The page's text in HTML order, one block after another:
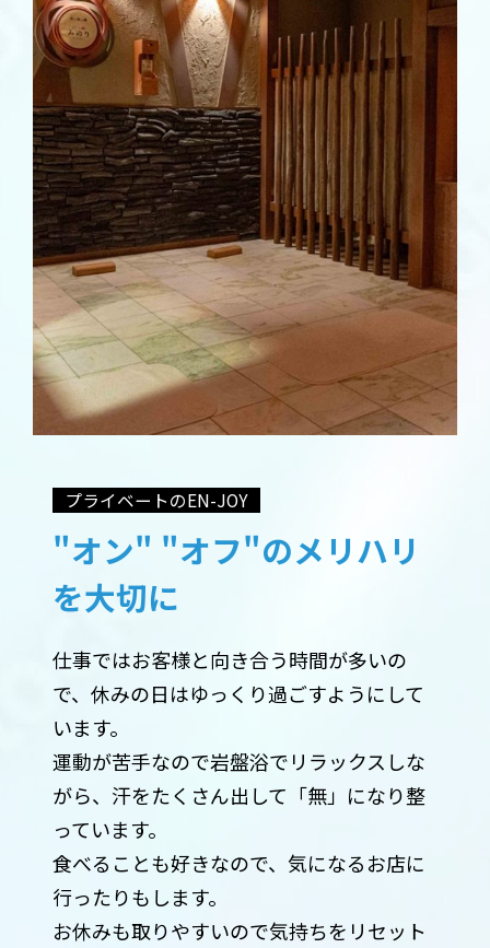
プライベートのEN-JOY
"オン" "オフ"のメリハリ
を大切に
仕事ではお客様と向き合う時間が多いの
で、休みの日はゆっくり過ごすようにして
います。
運動が苦手なので岩盤浴でリラックスしな
がら、汗をたくさん出して「無」になり整
っています。
食べることも好きなので、気になるお店に
行ったりもします。
お休みも取りやすいので気持ちをリセット